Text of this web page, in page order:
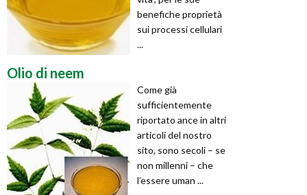
benefiche proprietà
sui processi cellulari
...
Olio di neem
Come già
sufficientemente
riportato ance in altri
articoli del nostro
sito, sono secoli – se
non millenni – che
l’essere uman ...